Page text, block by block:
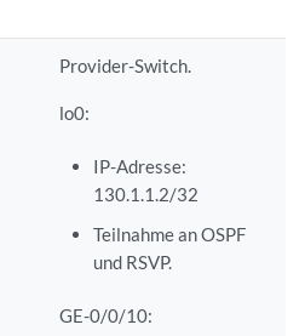
Provider-Switch.
lo0:
IP-Adresse:
130.1.1.2/32
Teilnahme an OSPF
und RSVP.
GE-0/0/10: